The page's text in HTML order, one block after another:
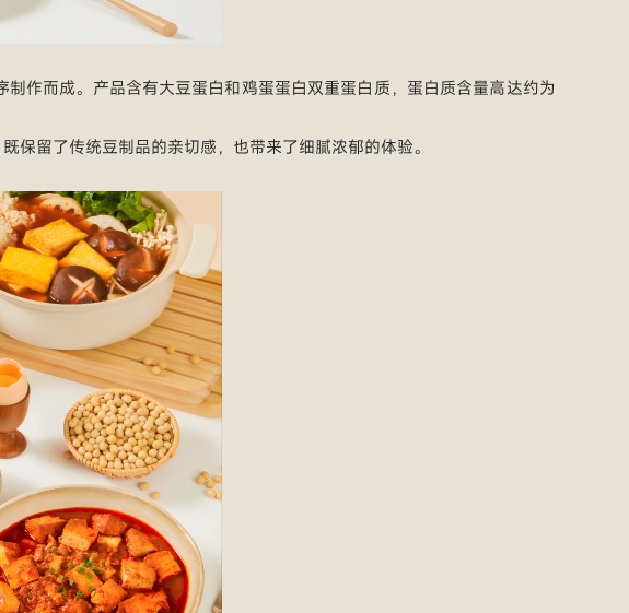
作而成。产品含有大豆蛋白和鸡蛋蛋白双重蛋白质，蛋白质含量高达约为
保留了传统豆制品的亲切感，也带来了细腻浓郁的体验。